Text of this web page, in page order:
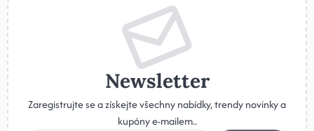
Newsletter
Zaregistrujte se a získejte všechny nabídky, trendy novinky a
kupóny e-mailem..